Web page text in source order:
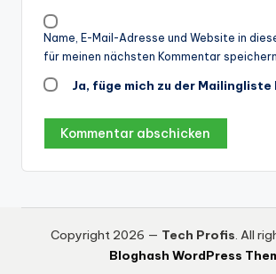
Name, E-Mail-Adresse und Website in
für meinen nächsten Kommentar speichern.
Ja, füge mich zu der Mailingliste
Copyright 2026 — Tech Profis. All
Bloghash WordPress